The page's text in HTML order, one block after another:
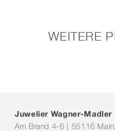
WEITERE
Juwelier Wagner-Madler
Am Brand 4-6 | 55116